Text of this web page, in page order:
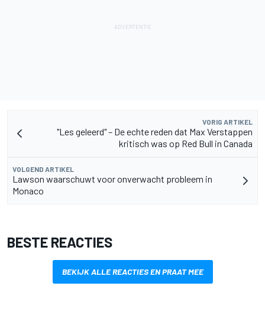
VORIG ARTIKEL
"Les geleerd" – De echte reden dat Max Verstappen
kritisch was op Red Bull in Canada
VOLGEND ARTIKEL
Lawson waarschuwt voor onverwacht probleem in
Monaco
BESTE REACTIES
BEKIJK ALLE REACTIES EN PRAAT MEE